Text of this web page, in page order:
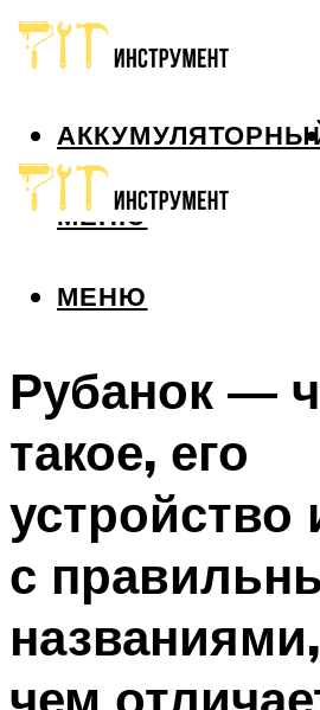
МЕНЮ
МЕНЮ
Рубанок —
такое, его
с